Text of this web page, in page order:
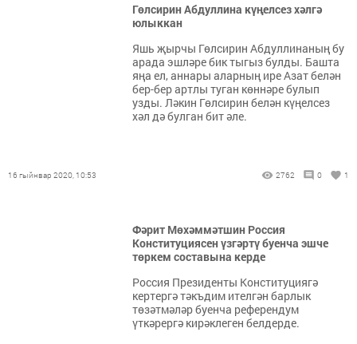
Гөлсирин Абдуллина күңелсез хәлгә
юлыккан
Яшь җырчы Гөлсирин Абдуллинаның бу
арада эшләре бик тыгыз булды. Башта
яңа ел, аннары аларның ире Азат белән
бер-бер артлы туган көннәре булып
узды. Ләкин Гөлсирин белән күңелсез
хәл дә булган бит әле.
16 гыйнвар 2020, 10:53 2762 0 1
Фәрит Мөхәммәтшин Россия
Конституциясен үзгәртү буенча эшче
төркем составына керде
Россия Президенты Конституциягә
кертергә тәкъдим ителгән барлык
төзәтмәләр буенча референдум
үткәрергә кирәклеген белдерде.